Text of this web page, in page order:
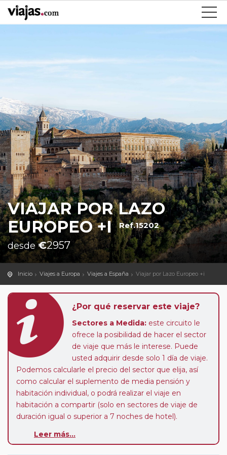
VIAJAR POR LAZO
EUROPEO +I Ref.15202
desde€2957
Inicio Viajes a Europa Viajes a España Viajar por Lazo Europeo +i
¿Por qué reservar este viaje?
Sectores a Medida: este circuito le
ofrece la posibilidad de hacer el sector
de viaje que más le interese. Puede
usted adquirir desde solo 1 día de viaje.
Podemos calcularle el precio del sector que elija, así
como calcular el suplemento de media pensión y
habitación individual, o podrá realizar el viaje en
habitación a compartir (solo en sectores de viaje de
duración igual o superior a 7 noches de hotel).
de que usted pueda programar una o más paradas en
Leer más...